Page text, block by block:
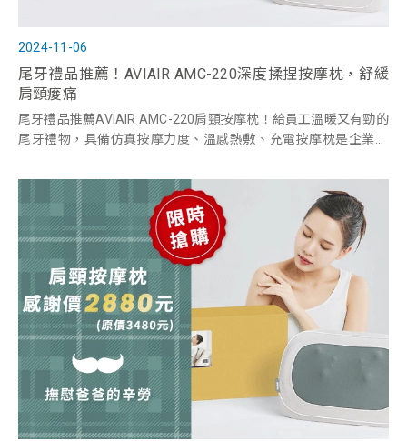
2024-11-06
尾牙禮品推薦！AVIAIR AMC-220深度揉捏按摩枕，舒緩
肩頸痠痛
尾牙禮品推薦AVIAIR AMC-220肩頸按摩枕！給員工溫暖又有勁的
尾牙禮物，具備仿真按摩力度、溫感熱敷、充電按摩枕是企業不